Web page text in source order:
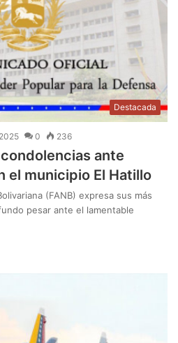
Destacada
0 236
ante
el municipio El Hatillo
(FANB) expresa sus más
pesar ante el lamentable